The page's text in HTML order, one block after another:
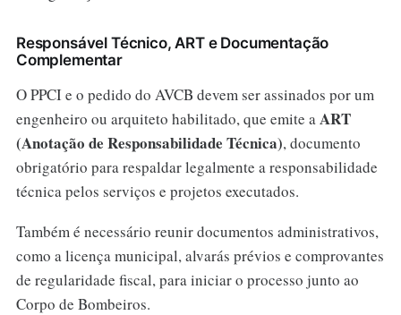
Responsável Técnico, ART e Documentação
Complementar
O PPCI e o pedido do AVCB devem ser assinados por um
engenheiro ou arquiteto habilitado, que emite aART
(Anotação de Responsabilidade Técnica), documento
obrigatório para respaldar legalmente a responsabilidade
técnica pelos serviços e projetos executados.
Também é necessário reunir documentos administrativos,
como a licença municipal, alvarás prévios e comprovantes
de regularidade fiscal, para iniciar o processo junto ao
Corpo de Bombeiros.